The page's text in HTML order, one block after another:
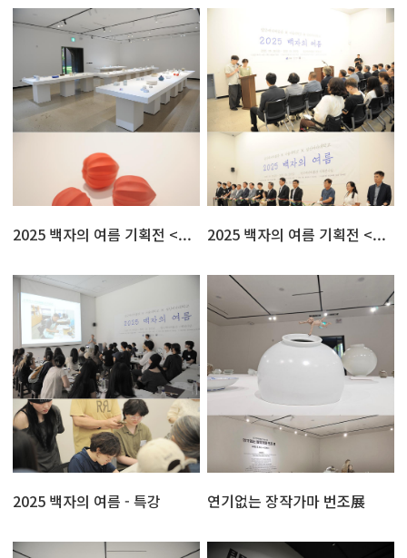
2025 백자의 여름 기획전 <... 2025 백자의 여름 기획전 <...
2025 백자의 여름 - 특강 연기없는 장작가마 번조展